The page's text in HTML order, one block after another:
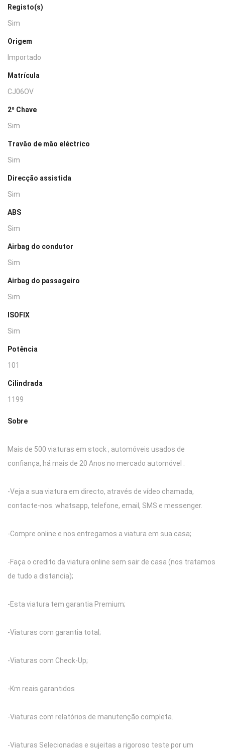
Registo(s)
Sim
Origem
Importado
Matrícula
CJ06OV
2º Chave
Sim
Travão de mão eléctrico
Sim
Direcção assistida
Sim
ABS
Sim
Airbag do condutor
Sim
Airbag do passageiro
Sim
ISOFIX
Sim
Potência
101
Cilindrada
1199
Sobre
Mais de 500 viaturas em stock , automóveis usados de
confiança, há mais de 20 Anos no mercado automóvel .
-Veja a sua viatura em directo, através de vídeo chamada,
contacte-nos. whatsapp, telefone, email, SMS e messenger.
-Compre online e nos entregamos a viatura em sua casa;
-Faça o credito da viatura online sem sair de casa (nos tratamos
de tudo a distancia);
-Esta viatura tem garantia Premium;
-Viaturas com garantia total;
-Viaturas com Check-Up;
-Km reais garantidos
-Viaturas com relatórios de manutenção completa.
-Viaturas Selecionadas e sujeitas a rigoroso teste por um